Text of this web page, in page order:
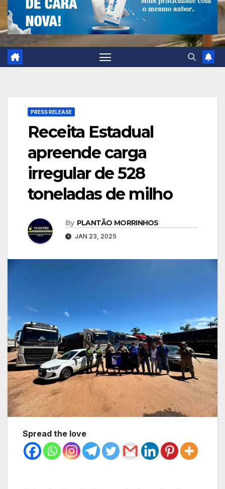
PRESS RELEASE
Receita Estadual
apreende carga
irregular de 528
toneladas de milho
By PLANTÃO MORRINHOS
JAN 23, 2025
Spread the love